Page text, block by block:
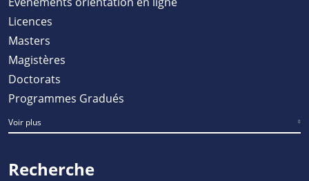
Licences
Masters
Magistères
Doctorats
Programmes Gradués
Voir plus
Recherche